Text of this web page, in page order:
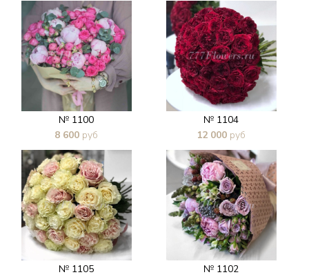
В 1 клик
В 1 клик
№ 1100
8 600 руб
В 1 клик
№ 1104
12 000 руб
В 1 клик
№ 1105
№ 1102